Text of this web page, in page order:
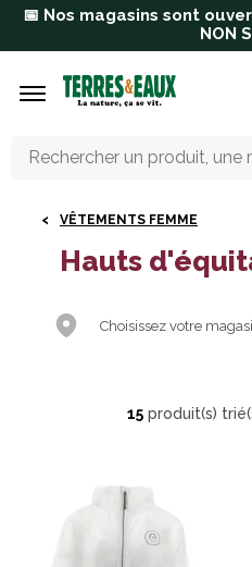
Aller au contenu principal
📅 Nos magasins sont
NON
VÊTEMENTS FEMME
Hauts
Choisissez votre
15 produit(s)